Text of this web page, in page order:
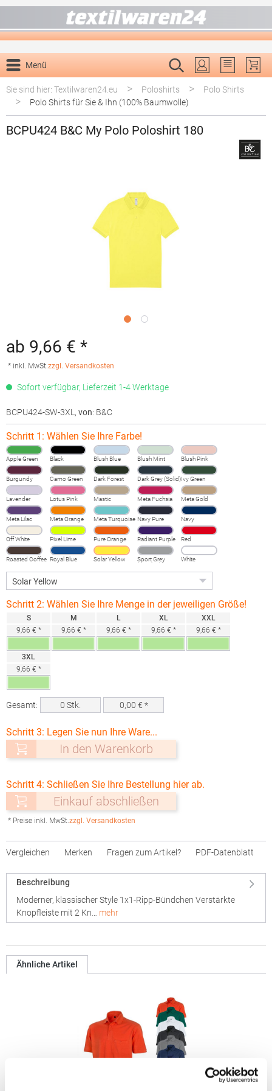
Menü
Du hast 0
Sie sind hier: Textilwaren24.eu
> Poloshirts > Polo Shirts
> Polo Shirts für Sie & Ihn (100% Baumwolle)
BCPU424 B&C My Polo Poloshirt 180
ab 9,66 € *
* inkl. MwSt.zzgl. Versandkosten
Sofort verfügbar, Lieferzeit 1-4 Werktage
BCPU424-SW-3XL , von: B&C
Schritt 1: Wählen Sie Ihre Farbe!
Apple Green Black Blush Blue Blush Mint Blush Pink
Burgundy Camo Green Dark Forest Dark Grey (Solid)Ivy Green
Lavender Lotus Pink Mastic Meta Fuchsia Meta Gold
Meta Lilac Meta Orange Meta Turquoise Navy Pure Navy
Off White Pixel Lime Pure Orange Radiant Purple Red
Roasted Coffee Royal Blue Solar Yellow
Sport Grey
(Heather)
White
Schritt 2: Wählen Sie Ihre Menge in der jeweiligen Größe!
S
9,66 € *
M
9,66 € *
L
9,66 € *
XL
9,66 € *
XXL
9,66 € *
3XL
9,66 € *
Gesamt: 0 Stk. 0,00 € *
Schritt 3: Legen Sie nun Ihre Ware...
In den Warenkorb
Schritt 4: Schließen Sie Ihre Bestellung hier ab.
Einkauf abschließen
* Preise inkl. MwSt.zzgl. Versandkosten
Vergleichen Merken Fragen zum Artikel? PDF-Datenblatt
Beschreibung
Moderner, klassischer Style 1x1-Ripp-Bündchen Verstärkte
Knopfleiste mit 2 Kn… mehr
Ähnliche Artikel